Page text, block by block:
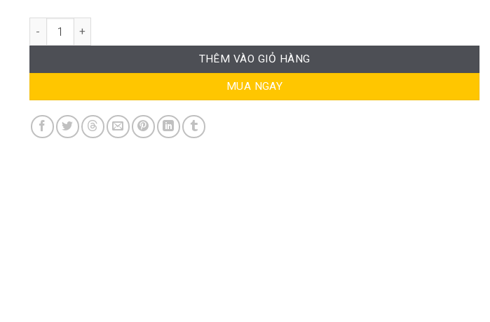
Ghế Xoay Văn Phòng Lưng Lưới RPB-GVP151 số lượng
THÊM VÀO GIỎ HÀNG
MUA NGAY